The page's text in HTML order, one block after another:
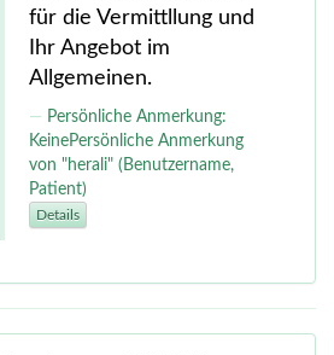
für die Vermittllung und
Ihr Angebot im
Allgemeinen.
Persönliche Anmerkung:
KeinePersönliche Anmerkung
von "herali" (Benutzername,
Patient)
Details